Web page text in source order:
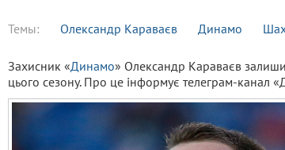
Темы: Олександр Караваєв Динамо
Захисник «Динамо» Олександр Караваєв
цього сезону. Про це інформує телеграм-канал